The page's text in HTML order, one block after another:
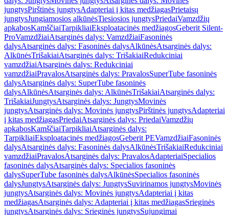
jungtysPirštinės jungtysAdapteriai į kitas medžiagasPrietaisų
jungtysJungiamosios alkūnėsTiesiosios jungtysPriedaiVamzdžių
apkabosKamščiaiTarpikliaiEksploatacinės medžiagosGeberit Silent-
ProVamzdžiaiAtsarginės dalys: VamzdžiaiFasoninės
dalysAtsarginės dalys: Fasoninės dalysAlkūnėsAtsarginės dalys:
AlkūnėsTrišakiaiAtsarginės dalys: TrišakiaiRedukciniai
vamzdžiaiAtsarginės dalys: Redukciniai
vamzdžiaiPravalosAtsarginės dalys: PravalosSuperTube fasoninės
dalysAtsarginės dalys: SuperTube fasoninės
dalysAlkūnėsAtsarginės dalys: AlkūnėsTrišakiaiAtsarginės dalys:
TrišakiaiJungtysAtsarginės dalys: JungtysMovinės
jungtysAtsarginės dalys: Movinės jungtysPirštinės jungtysAdapteriai
į kitas medžiagasPriedaiAtsarginės dalys: PriedaiVamzdžių
apkabosKamščiaiTarpikliaiAtsarginės dalys:
TarpikliaiEksploatacinės medžiagosGeberit PEVamzdžiaiFasoninės
dalysAtsarginės dalys: Fasoninės dalysAlkūnėsTrišakiaiRedukciniai
vamzdžiaiPravalosAtsarginės dalys: PravalosAdapteriaiSpecialios
fasoninės dalysAtsarginės dalys: Specialios fasoninės
dalysSuperTube fasoninės dalysAlkūnėsSpecialios fasoninės
dalysJungtysAtsarginės dalys: JungtysSuvirinamos jungtysMovinės
jungtysAtsarginės dalys: Movinės jungtysAdapteriai į kitas
medžiagasAtsarginės dalys: Adapteriai į kitas medžiagasSrieginės
jungtysAtsarginės dalys: Srieginės jungtysSujungimai